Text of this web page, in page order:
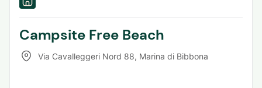
Campsite Free Beach
Via Cavalleggeri Nord 88, Marina di Bibbona